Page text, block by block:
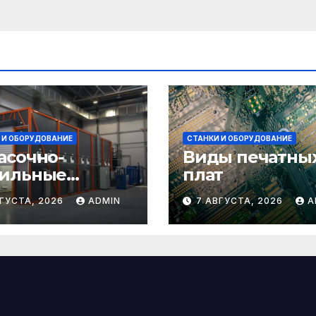
ОБОРУДОВАНИЕ
и
2026 ADMIN
СТАНКИ И ОБОРУДОВАНИЕ
Виды
плат
7 АВГУСТА, 2026